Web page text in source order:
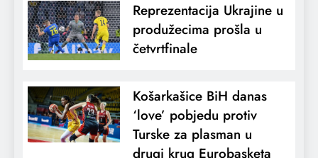
Reprezentacija Ukrajine u
produžecima prošla u
četvrtfinale
Košarkašice BiH danas
‘love’ pobjedu protiv
Turske za plasman u
drugi krug Eurobasketa